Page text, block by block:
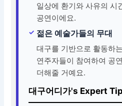
일상에 환기와 사유의 시
공연이에요.
젊은 예술가들의 무대
대구를 기반으로 활동하
연주자들이 참여하여 공
더해줄 거예요.
대구어디가's Expert